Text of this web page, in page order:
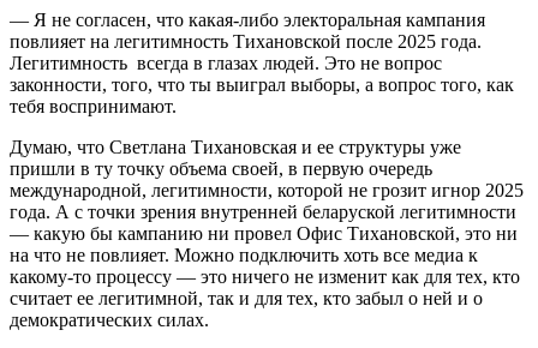
— Я не согласен, что какая-либо электоральная кампания
повлияет на легитимность Тихановской после 2025 года.
Легитимность всегда в глазах людей. Это не вопрос
законности, того, что ты выиграл выборы, а вопрос того, как
тебя воспринимают.
Думаю, что Светлана Тихановская и ее структуры уже
пришли в ту точку объема своей, в первую очередь
международной, легитимности, которой не грозит игнор 2025
года. А с точки зрения внутренней беларуской легитимности
— какую бы кампанию ни провел Офис Тихановской, это ни
на что не повлияет. Можно подключить хоть все медиа к
какому-то процессу — это ничего не изменит как для тех, кто
считает ее легитимной, так и для тех, кто забыл о ней и о
демократических силах.